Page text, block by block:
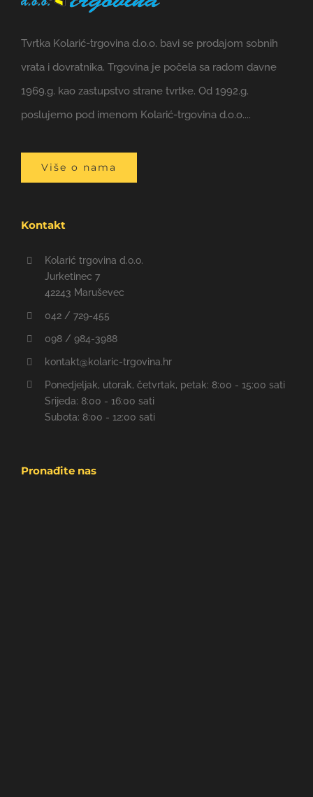
Tvrtka Kolarić-trgovina d.o.o. bavi se prodajom sobnih
vrata i dovratnika. Trgovina je počela sa radom davne
1969.g. kao zastupstvo strane tvrtke. Od 1992.g.
poslujemo pod imenom Kolarić-trgovina d.o.o....
Više o nama
Kontakt
Kolarić trgovina d.o.o.
Jurketinec 7
42243 Maruševec
042 / 729-455
098 / 984-3988
kontakt@kolaric-trgovina.hr
Ponedjeljak, utorak, četvrtak, petak: 8:00 - 15:00 sati
Srijeda: 8:00 - 16:00 sati
Subota: 8:00 - 12:00 sati
Pronađite nas